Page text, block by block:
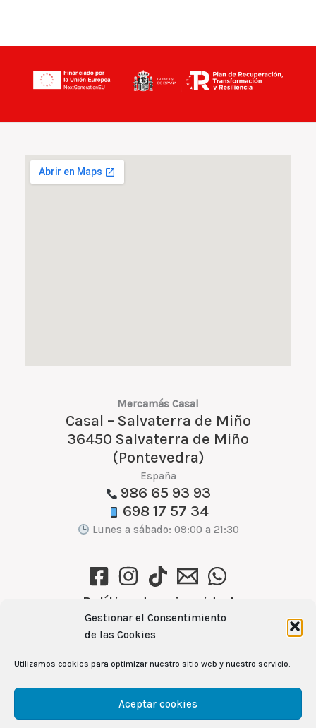
Gestionar el Consentimiento
de las Cookies
Utilizamos cookies para optimizar nuestro sitio web y nuestro servicio.
Aceptar cookies
Mercamás Casal
Casal – Salvaterra de Miño
36450 Salvaterra de Miño
(Pontevedra)
España
986 65 93 93
698 17 57 34
Lunes a sábado: 09:00 a 21:30
Política de privacidad
Política de cookies (UE)
Aviso Legal
Ver recetas →